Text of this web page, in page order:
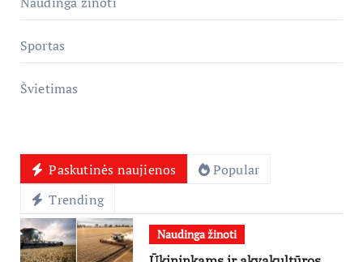
Sportas
Švietimas
Paskutinės naujienos
Popular
Trending
Naudinga žinoti